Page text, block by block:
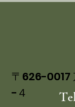
〒626-0017
−４